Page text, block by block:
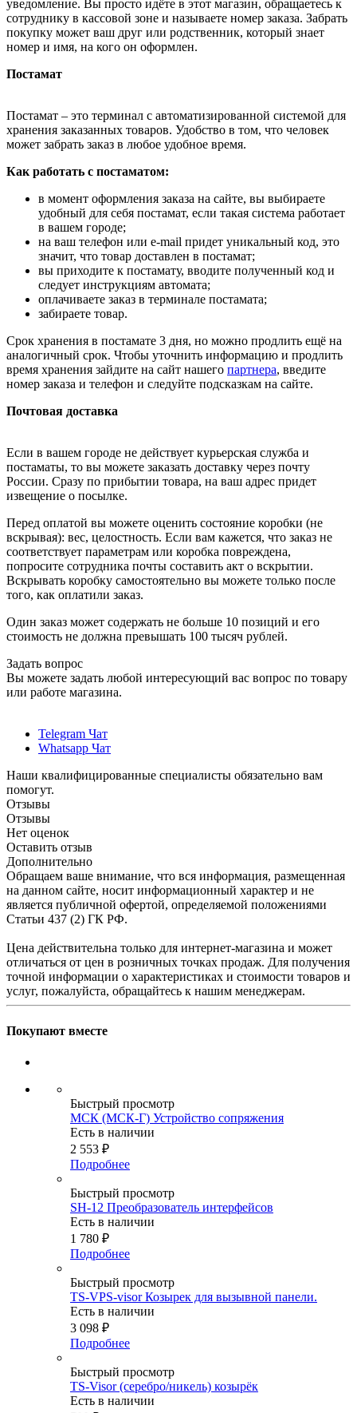
уведомление. Вы просто идёте в этот магазин, обращаетесь к
сотруднику в кассовой зоне и называете номер заказа. Забрать
покупку может ваш друг или родственник, который знает
номер и имя, на кого он оформлен.
Постамат
Постамат – это терминал с автоматизированной системой для
хранения заказанных товаров. Удобство в том, что человек
может забрать заказ в любое удобное время.
Как работать с постаматом:
в момент оформления заказа на сайте, вы выбираете
удобный для себя постамат, если такая система работает
в вашем городе;
на ваш телефон или e-mail придет уникальный код, это
значит, что товар доставлен в постамат;
вы приходите к постамату, вводите полученный код и
следует инструкциям автомата;
оплачиваете заказ в терминале постамата;
забираете товар.
Срок хранения в постамате 3 дня, но можно продлить ещё на
аналогичный срок. Чтобы уточнить информацию и продлить
время хранения зайдите на сайт нашего партнера, введите
номер заказа и телефон и следуйте подсказкам на сайте.
Почтовая доставка
Если в вашем городе не действует курьерская служба и
постаматы, то вы можете заказать доставку через почту
России. Сразу по прибытии товара, на ваш адрес придет
извещение о посылке.
Перед оплатой вы можете оценить состояние коробки (не
вскрывая): вес, целостность. Если вам кажется, что заказ не
соответствует параметрам или коробка повреждена,
попросите сотрудника почты составить акт о вскрытии.
Вскрывать коробку самостоятельно вы можете только после
того, как оплатили заказ.
Один заказ может содержать не больше 10 позиций и его
стоимость не должна превышать 100 тысяч рублей.
Задать вопрос
Вы можете задать любой интересующий вас вопрос по товару
или работе магазина.
Telegram Чат
Whatsapp Чат
Наши квалифицированные специалисты обязательно вам
помогут.
Отзывы
Отзывы
Нет оценок
Оставить отзыв
Дополнительно
Обращаем ваше внимание, что вся информация, размещенная
на данном сайте, носит информационный характер и не
является публичной офертой, определяемой положениями
Статьи 437 (2) ГК РФ.
Цена действительна только для интернет-магазина и может
отличаться от цен в розничных точках продаж. Для получения
точной информации о характеристиках и стоимости товаров и
услуг, пожалуйста, обращайтесь к нашим менеджерам.
Покупают вместе
Быстрый просмотр
МСК (МСК-Г) Устройство сопряжения
Есть в наличии
2 553 ₽
Подробнее
Быстрый просмотр
SH-12 Преобразователь интерфейсов
Есть в наличии
1 780 ₽
Подробнее
Быстрый просмотр
TS-VPS-visor Козырек для вызывной панели.
Есть в наличии
3 098 ₽
Подробнее
Быстрый просмотр
TS-Visor (серебро/никель) козырёк
Есть в наличии